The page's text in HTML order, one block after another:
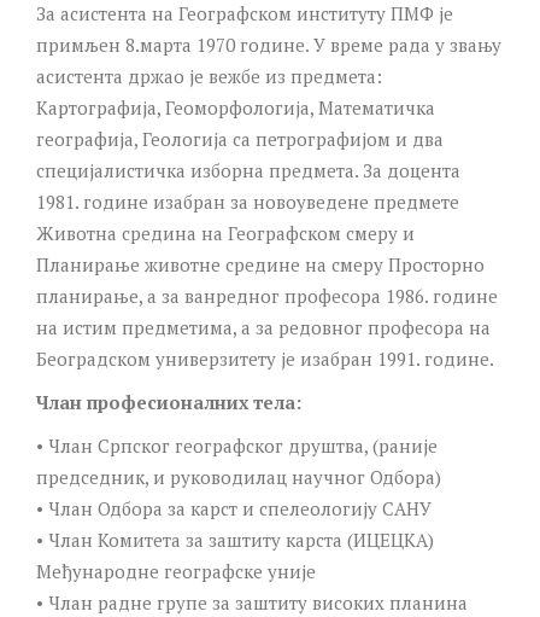
За асистента на Географском институту ПМФ је
примљен 8.марта 1970 године. У време рада у звању
асистента држао је вежбе из предмета:
Картографија, Геоморфологија, Математичка
географија, Геологија са петрографијом и два
специјалистичка изборна предмета. За доцента
1981. године изабран за новоуведене предмете
Животна средина на Географском смеру и
Планирање животне средине на смеру Просторно
планирање, а за ванредног професора 1986. године
на истим предметима, а за редовног професора на
Београдском универзитету је изабран 1991. године.
Члан професионалних тела:
• Члан Српског географског друштва, (раније
председник, и руководилац научног Одбора)
• Члан Одбора за карст и спелеологију САНУ
• Члан Комитета за заштиту карста (ИЦЕЦКА)
Међународне географске уније
• Члан радне групе за заштиту високих планина